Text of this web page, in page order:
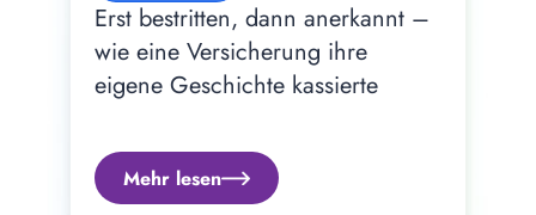
Erst bestritten, dann anerkannt –
wie eine Versicherung ihre
eigene Geschichte kassierte
Mehr lesen